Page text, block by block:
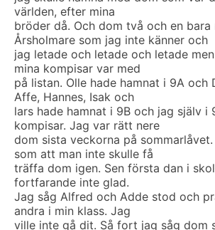
världen, efter mina
bröder då. Och dom två och en bara
Årsholmare som jag inte känner och
jag letade och letade och letade
mina kompisar var med
på listan. Olle hade hamnat i 9A och
Affe, Hannes, Isak och
lars hade hamnat i 9B och jag själv i
kompisar. Jag var rätt nere
dom sista veckorna på
som att man inte skulle få
träffa dom igen. Sen första dan i
fortfarande inte glad.
Jag såg Alfred och Adde stod och
andra i min klass. Jag
ville inte gå dit. Så fort jag såg dom